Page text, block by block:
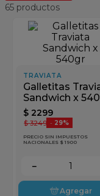
65 productos
TRAVIATA
Galletitas
Sandwich x
$ 2299
$ 3249 - 29%
PRECIO SIN IMPUESTOS
NACIONALES $ 1900
－
Agregar